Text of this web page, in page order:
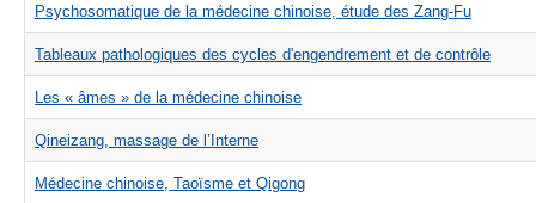
Psychosomatique de la médecine chinoise, étude des Zang-Fu
Tableaux pathologiques des cycles d'engendrement et de contrôle
Les « âmes » de la médecine chinoise
Qineizang, massage de l’Interne
Médecine chinoise, Taoïsme et Qigong